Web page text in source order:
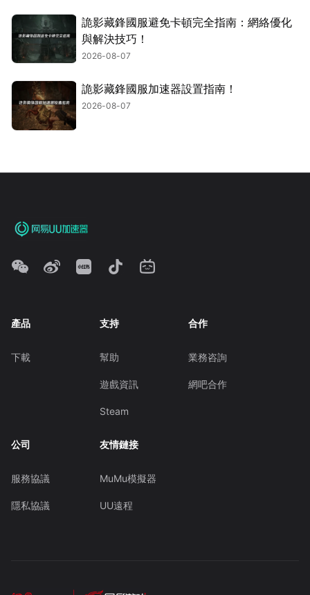
詭影藏鋒國服避免卡頓完全指南：網絡優化
與解決技巧！
2026-08-07
詭影藏鋒國服加速器設置指南！
2026-08-07
產品
下載
支持
幫助
遊戲資訊
Steam
合作
業務咨詢
網吧合作
公司
服務協議
隱私協議
友情鏈接
MuMu模擬器
UU遠程